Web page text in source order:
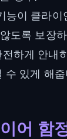
능이 클라이
도록 보장
하게 안내
수 있게 해
어 함